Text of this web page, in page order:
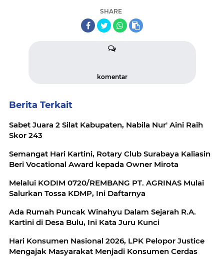
SHARE
komentar
Berita Terkait
Sabet Juara 2 Silat Kabupaten, Nabila Nur' Aini Raih
Skor 243
Semangat Hari Kartini, Rotary Club Surabaya Kaliasin
Beri Vocational Award kepada Owner Mirota
Melalui KODIM 0720/REMBANG PT. AGRINAS Mulai
Salurkan Tossa KDMP, Ini Daftarnya
Ada Rumah Puncak Winahyu Dalam Sejarah R.A.
Kartini di Desa Bulu, Ini Kata Juru Kunci
Hari Konsumen Nasional 2026, LPK Pelopor Justice
Mengajak Masyarakat Menjadi Konsumen Cerdas